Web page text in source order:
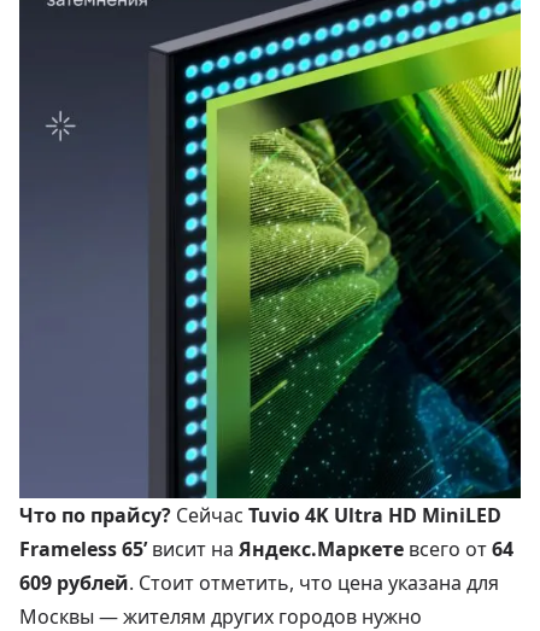
Что по прайсу? Сейчас Tuvio 4K Ultra HD MiniLED
Frameless 65’висит на Яндекс.Маркете всего от64
609 рублей. Стоит отметить, что цена указана для
Москвы — жителям других городов нужно